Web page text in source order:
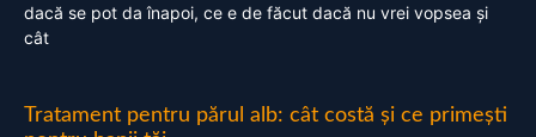
dacă se pot da înapoi, ce e de făcut dacă nu vrei vopsea și
cât
Tratament pentru părul alb: cât costă și ce primești